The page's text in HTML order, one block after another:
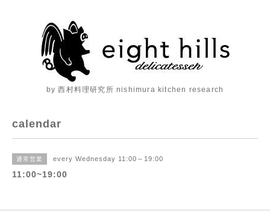
by 西村料理研究所 nishimura kitchen research
calendar
通常営業 every Wednesday 11:00～19:00
11:00~19:00